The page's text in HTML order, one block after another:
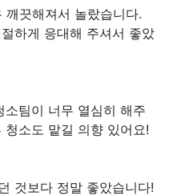
끗해져서 놀랐습니다.
하게 응대해 주셔서 좋았
팀이 너무 열심히 해주
소도 맡길 의향 있어요!
것보다 정말 좋았습니다!